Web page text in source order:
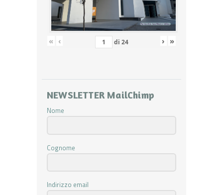
« ‹ di 24 › »
NEWSLETTER MailChimp
Nome
Cognome
Indirizzo email